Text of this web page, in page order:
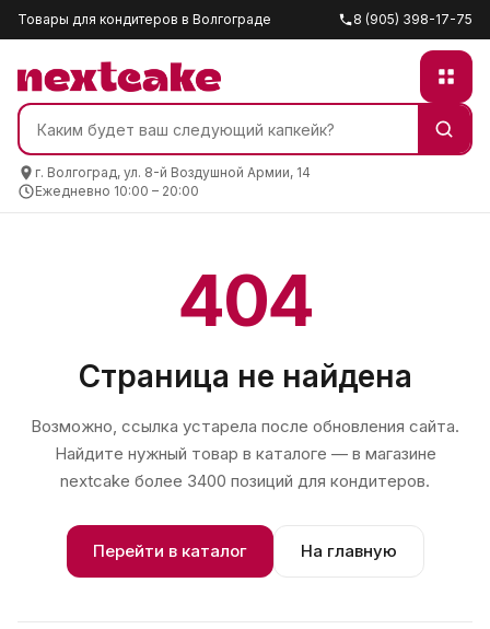
Товары для кондитеров в Волгограде 8 (905) 398-17-75
г. Волгоград, ул. 8-й Воздушной Армии, 14
Ежедневно 10:00 – 20:00
404
Страница не найдена
Возможно, ссылка устарела после обновления сайта.
Найдите нужный товар в каталоге — в магазине
nextcake более 3400 позиций для кондитеров.
Перейти в каталог На главную